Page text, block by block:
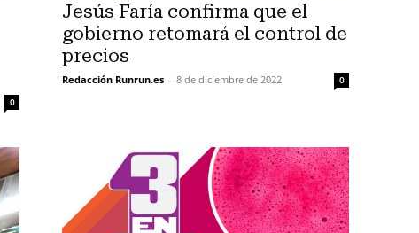
0
Jesús Faría confirma que el
gobierno retomará el control de
precios
Redacción Runrun.es - 8 de diciembre de 2022 0